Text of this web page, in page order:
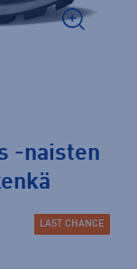
-naisten
LAST CHANCE